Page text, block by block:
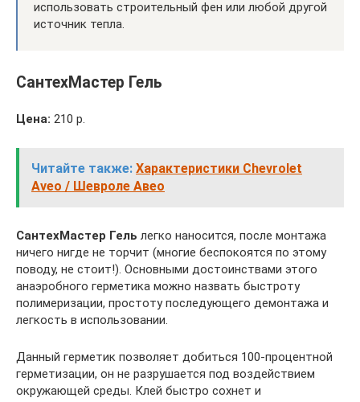
использовать строительный фен или любой другой
источник тепла.
СантехМастер Гель
Цена: 210 р.
Читайте также: Характеристики Chevrolet
Aveo / Шевроле Авео
СантехМастер Гель легко наносится, после монтажа
ничего нигде не торчит (многие беспокоятся по этому
поводу, не стоит!). Основными достоинствами этого
анаэробного герметика можно назвать быстроту
полимеризации, простоту последующего демонтажа и
легкость в использовании.
Данный герметик позволяет добиться 100-процентной
герметизации, он не разрушается под воздействием
окружающей среды. Клей быстро сохнет и